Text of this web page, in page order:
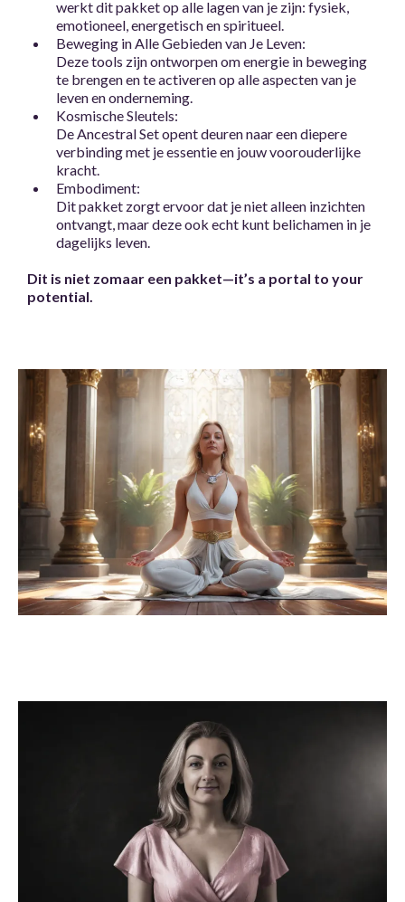
werkt dit pakket op alle lagen van je zijn: fysiek,
emotioneel, energetisch en spiritueel.
Beweging in Alle Gebieden van Je Leven:
Deze tools zijn ontworpen om energie in beweging
te brengen en te activeren op alle aspecten van je
leven en onderneming.
Kosmische Sleutels:
De Ancestral Set opent deuren naar een diepere
verbinding met je essentie en jouw voorouderlijke
kracht.
Embodiment:
Dit pakket zorgt ervoor dat je niet alleen inzichten
ontvangt, maar deze ook echt kunt belichamen in je
dagelijks leven.
Dit is niet zomaar een pakket—it’s a portal to your
potential.